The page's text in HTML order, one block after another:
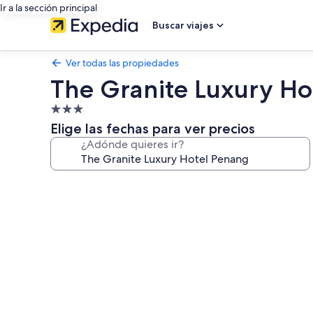
Ir a la sección principal
Buscar viajes
Ver todas las propiedades
The Granite Luxury
Propiedad
de
3.0
estrellas
Elige las fechas para ver precios
¿Adónde quieres ir?